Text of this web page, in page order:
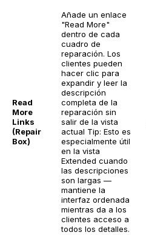
Read
More
Links
(Repair
Box)
Añade un enlace
"Read More"
dentro de cada
cuadro de
reparación. Los
clientes pueden
hacer clic para
expandir y leer la
descripción
completa de la
reparación sin
salir de la vista
actual Tip: Esto es
especialmente útil
en la vista
Extended cuando
las descripciones
son largas —
mantiene la
interfaz ordenada
mientras da a los
clientes acceso a
todos los detalles.